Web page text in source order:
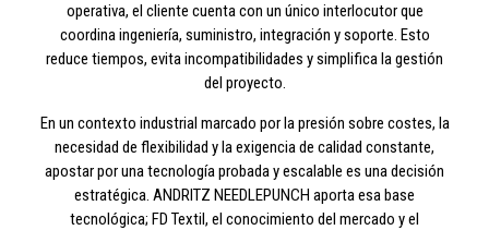
operativa, el cliente cuenta con un único interlocutor que
coordina ingeniería, suministro, integración y soporte. Esto
reduce tiempos, evita incompatibilidades y simplifica la gestión
del proyecto.
En un contexto industrial marcado por la presión sobre costes, la
necesidad de flexibilidad y la exigencia de calidad constante,
apostar por una tecnología probada y escalable es una decisión
estratégica. ANDRITZ NEEDLEPUNCH aporta esa base
tecnológica; FD Textil, el conocimiento del mercado y el